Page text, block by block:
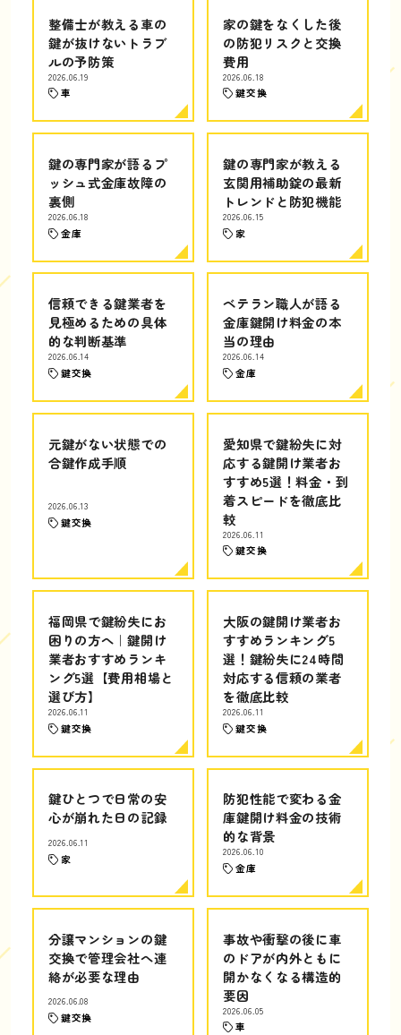
整備士が教える車の
鍵が抜けないトラブ
ルの予防策
2026.06.19
車
家の鍵をなくした後
の防犯リスクと交換
費用
2026.06.18
鍵交換
鍵の専門家が語るプ
ッシュ式金庫故障の
裏側
2026.06.18
金庫
鍵の専門家が教える
玄関用補助錠の最新
トレンドと防犯機能
2026.06.15
家
信頼できる鍵業者を
見極めるための具体
的な判断基準
2026.06.14
鍵交換
ベテラン職人が語る
金庫鍵開け料金の本
当の理由
2026.06.14
金庫
元鍵がない状態での
合鍵作成手順
2026.06.13
鍵交換
愛知県で鍵紛失に対
応する鍵開け業者お
すすめ5選！料金・到
着スピードを徹底比
較
2026.06.11
鍵交換
福岡県で鍵紛失にお
困りの方へ｜鍵開け
業者おすすめランキ
ング5選【費用相場と
選び方】
2026.06.11
鍵交換
大阪の鍵開け業者お
すすめランキング5
選！鍵紛失に24時間
対応する信頼の業者
を徹底比較
2026.06.11
鍵交換
鍵ひとつで日常の安
心が崩れた日の記録
2026.06.11
家
防犯性能で変わる金
庫鍵開け料金の技術
的な背景
2026.06.10
金庫
分譲マンションの鍵
交換で管理会社へ連
絡が必要な理由
2026.06.08
鍵交換
事故や衝撃の後に車
のドアが内外ともに
開かなくなる構造的
要因
2026.06.05
車